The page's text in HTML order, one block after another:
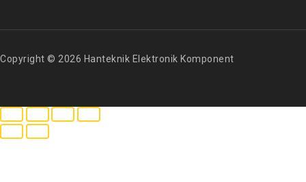
Copyright © 2026 Hanteknik Elektronik Komponent